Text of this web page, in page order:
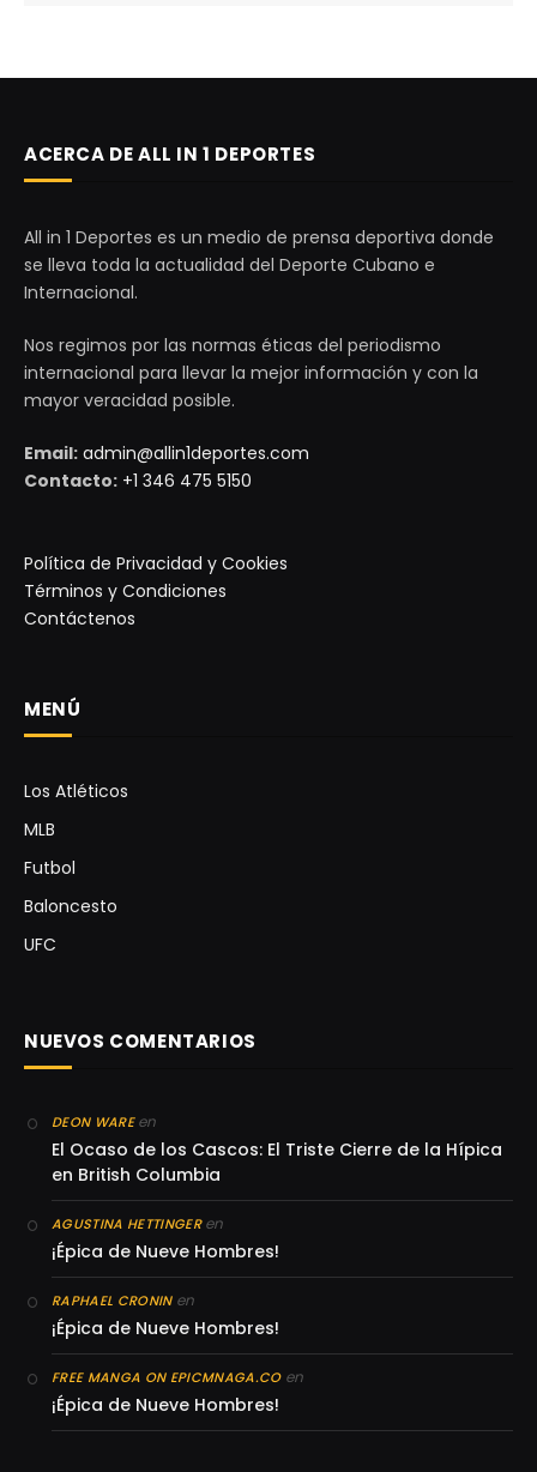
ACERCA DE ALL IN 1 DEPORTES
All in 1 Deportes es un medio de prensa deportiva donde
se lleva toda la actualidad del Deporte Cubano e
Internacional.
Nos regimos por las normas éticas del periodismo
internacional para llevar la mejor información y con la
mayor veracidad posible.
Email: admin@allin1deportes.com
Contacto: +1 346 475 5150
Política de Privacidad y Cookies
Términos y Condiciones
Contáctenos
MENÚ
Los Atléticos
MLB
Futbol
Baloncesto
UFC
NUEVOS COMENTARIOS
DEON WAREen
El Ocaso de los Cascos: El Triste Cierre de la Hípica
en British Columbia
AGUSTINA HETTINGERen
¡Épica de Nueve Hombres!
RAPHAEL CRONINen
¡Épica de Nueve Hombres!
FREE MANGA ON EPICMNAGA.COen
¡Épica de Nueve Hombres!